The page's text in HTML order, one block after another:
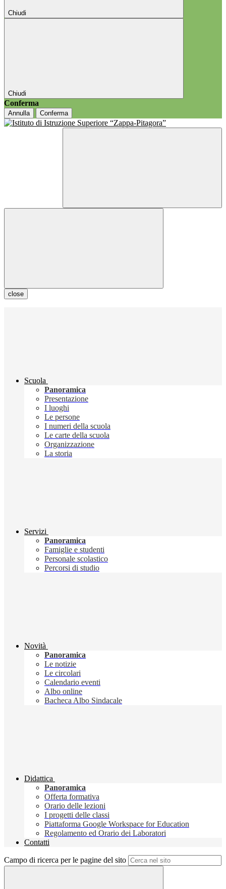
Chiudi
Chiudi
Conferma
Annulla Conferma
close
Scuola
Panoramica
Presentazione
I luoghi
Le persone
I numeri della scuola
Le carte della scuola
Organizzazione
La storia
Servizi
Panoramica
Famiglie e studenti
Personale scolastico
Percorsi di studio
Novità
Panoramica
Le notizie
Le circolari
Calendario eventi
Albo online
Bacheca Albo Sindacale
Didattica
Panoramica
Offerta formativa
Orario delle lezioni
I progetti delle classi
Piattaforma Google Workspace for Education
Regolamento ed Orario dei Laboratori
Contatti
Campo di ricerca per le pagine del sito